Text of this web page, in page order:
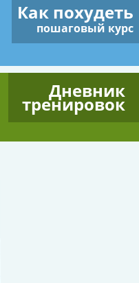
Как похудеть
пошаговый курс
Дневник
тренировок